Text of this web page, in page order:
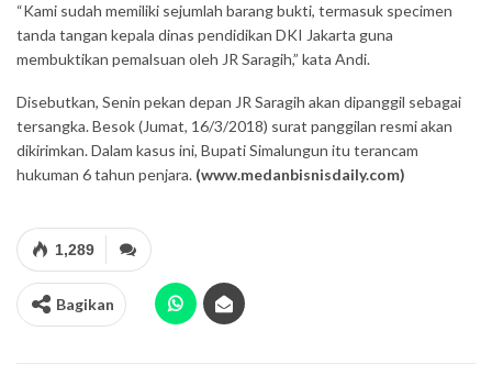
“Kami sudah memiliki sejumlah barang bukti, termasuk specimen
tanda tangan kepala dinas pendidikan DKI Jakarta guna
membuktikan pemalsuan oleh JR Saragih,” kata Andi.
Disebutkan, Senin pekan depan JR Saragih akan dipanggil sebagai
tersangka. Besok (Jumat, 16/3/2018) surat panggilan resmi akan
dikirimkan. Dalam kasus ini, Bupati Simalungun itu terancam
hukuman 6 tahun penjara. (www.medanbisnisdaily.com)
1,289
Bagikan